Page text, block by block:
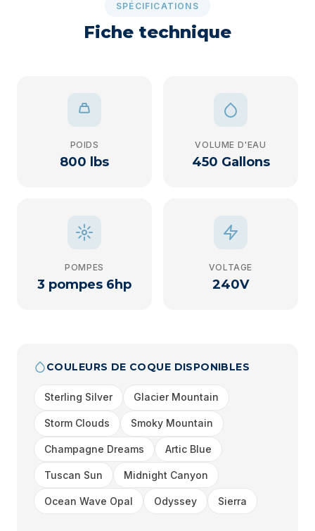
SPÉCIFICATIONS
Fiche technique
POIDS
800 lbs
VOLUME D'EAU
450 Gallons
POMPES
3 pompes 6hp
VOLTAGE
240V
COULEURS DE COQUE DISPONIBLES
Sterling Silver Glacier Mountain
Storm Clouds Smoky Mountain
Champagne Dreams Artic Blue
Tuscan Sun Midnight Canyon
Ocean Wave Opal Odyssey Sierra